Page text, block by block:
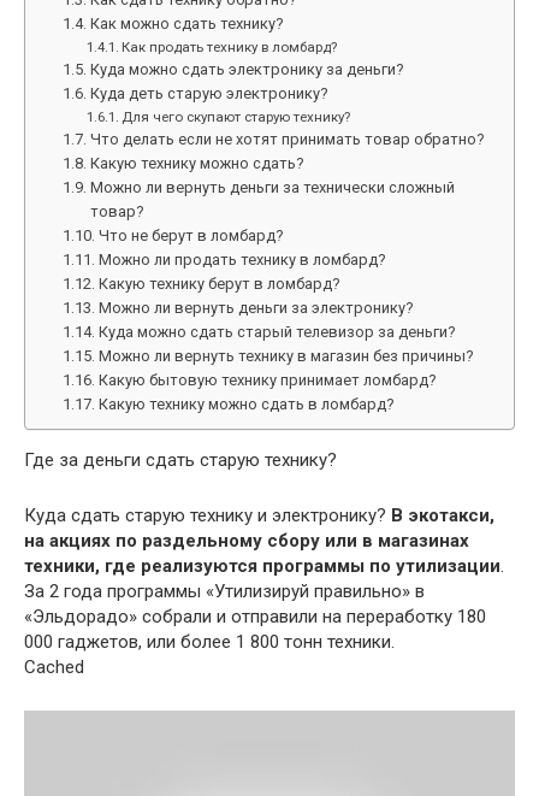
Как можно сдать технику?
Как продать технику в ломбард?
Куда можно сдать электронику за деньги?
Куда деть старую электронику?
Для чего скупают старую технику?
Что делать если не хотят принимать товар обратно?
Какую технику можно сдать?
Можно ли вернуть деньги за технически сложный
товар?
Что не берут в ломбард?
Можно ли продать технику в ломбард?
Какую технику берут в ломбард?
Можно ли вернуть деньги за электронику?
Куда можно сдать старый телевизор за деньги?
Можно ли вернуть технику в магазин без причины?
Какую бытовую технику принимает ломбард?
Какую технику можно сдать в ломбард?
Где за деньги сдать старую технику?
Куда сдать старую технику и электронику? В экотакси,
на акциях по раздельному сбору или в магазинах
техники, где реализуются программы по утилизации.
За 2 года программы «Утилизируй правильно» в
«Эльдорадо» собрали и отправили на переработку 180
000 гаджетов, или более 1 800 тонн техники.
Cached